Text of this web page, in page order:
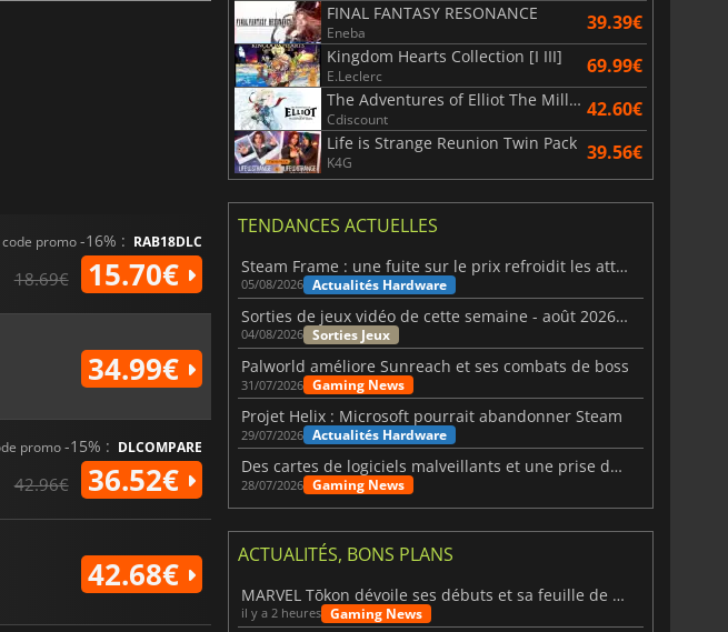
code promo-16% : RAB18DLC
18.69€ 15.70€
34.99€
promo-15% : DLCOMPARE
42.96€ 36.52€
42.68€
FINAL FANTASY RESONANCE
Eneba 39.39€
Kingdom Hearts Collection [I III]
E.Leclerc 69.99€
The Adventures of Elliot The Millennium Tales
Cdiscount 42.60€
Life is Strange Reunion Twin Pack
K4G 39.56€
TENDANCES ACTUELLES
Steam Frame : une fuite sur le prix refroidit les attentes VR
05/08/2026 Actualités Hardware
Sorties de jeux vidéo de cette semaine - août 2026 (semaine 32)
04/08/2026 Sorties Jeux
Palworld améliore Sunreach et ses combats de boss
31/07/2026 Gaming News
Projet Helix : Microsoft pourrait abandonner Steam
29/07/2026 Actualités Hardware
Des cartes de logiciels malveillants et une prise de contrôle de Discord ont touché Meccha Chameleon
28/07/2026 Gaming News
ACTUALITÉS, BONS PLANS
MARVEL Tōkon dévoile ses débuts et sa feuille de route
il y a 2 heures Gaming News